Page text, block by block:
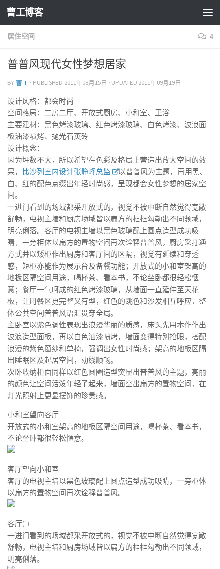
曹工博客
居住空间 4
普普风现代女性梦想居家
BY 曹工 · PUBLISHED 2011年08月15日 · UPDATED 2011年09月19日
设计风格：都会时尚
空间格局：二房二厅、开放式厨房、小和室、卫浴
主要建材：黑色烤漆玻璃、红色烤漆玻璃、白色烤漆、波浪面
板油漆喷烤、抛光石英砖
设计概念：
因为坪数不大，所以希望在色彩及格局上营造出放大空间的效
果，
比沙列室内设计张静峰总监
以普普风为主题，再用黑、
白、红的配色点缀出年轻时尚感，呈现都会女性梦想的居家空
间。
一进门看到的场域都采开放式的，视觉不被中断自然觉得宽敞
舒畅，电视主墙和厨房场域皆以扁方的框框勾勒出不同领域，
明亮俐落。客厅的电视主墙以黑色玻璃配上圆点造型成功吸
睛，一旁柜体以扁方的置物空间再次诠释普普风，厨房采打通
方式并以矮柜作出厨房和客厅间的区隔，视觉有延续和穿透
感，短柜亦能作为展示台及备餐功能；开放式的小和室架高的
地板区隔空间用途，喝杯茶、看本书，不论坐卧都很轻松惬
意；餐厅一气呵成的红色烤漆玻璃，从墙面一直延伸至天花
板，让用餐区更完整又有型，红色的跳色和沙发相互呼应，整
体公共空间普普风语汇贯穿全局。
主卧室以紫色调性表现出浪漫华丽的质感，床头先用木作作出
波浪造型面板，再以白色油漆喷烤，墙面变得特别抢眼，搭配
浪漫的紫色窗纱和单椅，强调出女性时尚感；架高的地板区隔
出睡眠区及起居空间，动线顺畅。
次卧收纳柜面同样以红色圆圈造型突显出普普风的主题，亮丽
的颜色让空间活泼年轻了起来，墙面空出扁方的置物空间，在
灯光照射上更显摆饰的珍贵感。
小和室望向客厅
开放式的小和室架高的地板区隔空间用途，喝杯茶、看本书，
不论坐卧都很轻松惬意。
客厅望向小和室
客厅的电视主墙以黑色玻璃配上圆点造型成功吸睛，一旁柜体
以扁方的置物空间再次诠释普普风。
客厅(1)
一进门看到的场域都采开放式的，视觉不被中断自然觉得宽敞
舒畅，电视主墙和厨房场域皆以扁方的框框勾勒出不同领域，
明亮俐落。